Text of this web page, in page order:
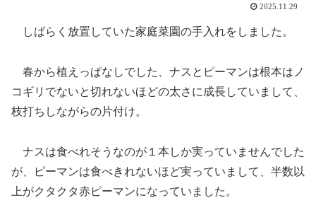
2025.11.29
しばらく放置していた家庭菜園の手入れをしました。
春から植えっぱなしでした、ナスとピーマンは根本はノ
コギリでないと切れないほどの太さに成長していまして、
枝打ちしながらの片付け。
ナスは食べれそうなのが１本しか実っていませんでした
が、ピーマンは食べきれないほど実っていまして、半数以
上がクタクタ赤ピーマンになっていました。